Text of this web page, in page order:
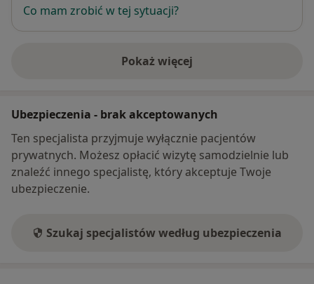
Co mam zrobić w tej sytuacji?
Pokaż więcej
o adresie
Ubezpieczenia - brak akceptowanych
Ten specjalista przyjmuje wyłącznie pacjentów
prywatnych. Możesz opłacić wizytę samodzielnie lub
znaleźć innego specjalistę, który akceptuje Twoje
ubezpieczenie.
Szukaj specjalistów według ubezpieczenia